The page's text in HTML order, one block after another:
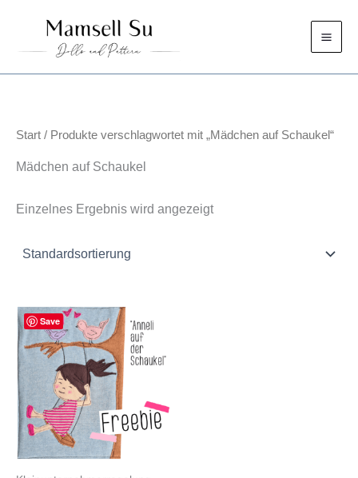
springen
Start / Produkte verschlagwortet mit „Mädchen auf Schaukel“
Mädchen auf Schaukel
Einzelnes Ergebnis wird angezeigt
Save